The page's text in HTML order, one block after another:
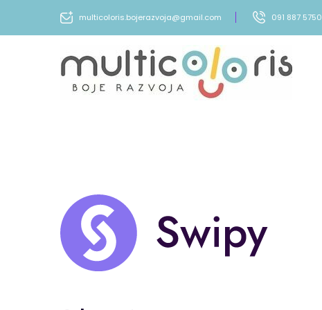
multicoloris.bojerazvoja@gmail.com 091 887 5750